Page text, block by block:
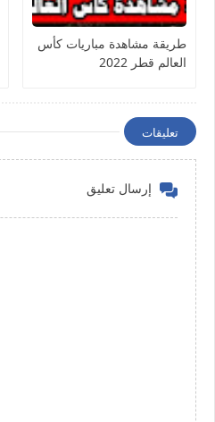
طريقة مشاهدة مباريات كأس
العالم قطر 2022
تعليقات
إرسال تعليق